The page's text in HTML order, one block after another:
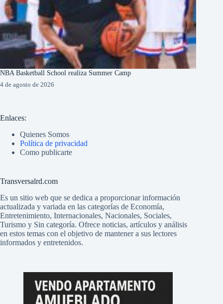
NBA Basketball School realiza Summer Camp
4 de agosto de 2026
Enlaces:
Quienes Somos
Política de privacidad
Como publicarte
Transversalrd.com
Es un sitio web que se dedica a proporcionar información
actualizada y variada en las categorías de Economía,
Entretenimiento, Internacionales, Nacionales, Sociales,
Turismo y Sin categoría. Ofrece noticias, artículos y análisis
en estos temas con el objetivo de mantener a sus lectores
informados y entretenidos.